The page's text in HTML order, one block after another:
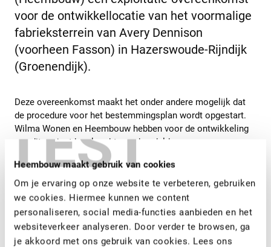
TEST
Heembouw maakt gebruik van cookies
Om je ervaring op onze website te verbeteren, gebruiken
we cookies. Hiermee kunnen we content
personaliseren, social media-functies aanbieden en het
websiteverkeer analyseren. Door verder te browsen, ga
je akkoord met ons gebruik van cookies. Lees ons
voor de ontwikkellocatie van het voormalige
fabrieksterrein van Avery Dennison
(voorheen Fasson) in Hazerswoude-Rijndijk
(Groenendijk).
Deze overeenkomst maakt het onder andere mogelijk dat
de procedure voor het bestemmingsplan wordt opgestart.
Wilma Wonen en Heembouw hebben voor de ontwikkeling
van dit project hun krachten gebundeld en een
samenwerking opgestart. Heembouw uit Roelofarendsveen
zal de bouw van de woningen voor haar rekening nemen.
Beide bedrijven werken samen aan de ontwikkeling van het
plan dat tot “Nieuw Rein” is omgedoopt.
Nieuw Rein wordt een waterrijke woonwijk met een kleine
binnenhaven en bestaat straks uit 106 gasloze en duurzame